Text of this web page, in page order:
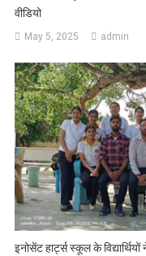
वीडियो
May 5, 2025 admin
इनोसेंट हार्ट्स स्कूल के